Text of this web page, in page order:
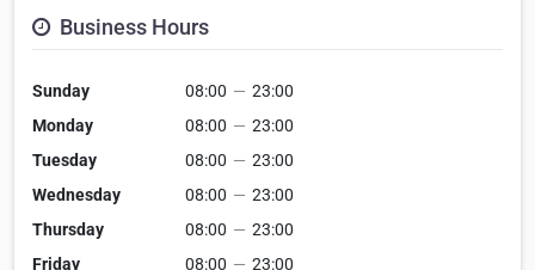
Business Hours
Sunday 08:00 — 23:00
Monday
08:00 — 23:00
Tuesday
08:00 — 23:00
Wednesday
08:00 — 23:00
Thursday
08:00 — 23:00
Friday
08:00 — 23:00